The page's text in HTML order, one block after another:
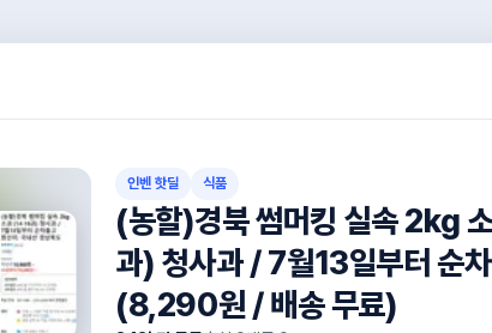
인벤 핫딜 식품
(농할)경북 썸머킹 실속 2kg
과) 청사과 / 7월13일부터 순
(8,290원 / 배송 무료)